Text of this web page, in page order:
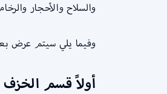
والسلاح والأحجار
وفيما يلي سيتم عرض
أولاً قسم الخزف